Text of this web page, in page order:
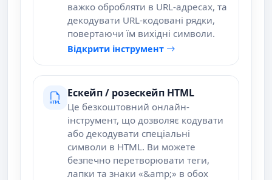
важко обробляти в URL-адресах, та
декодувати URL-кодовані рядки,
повертаючи їм вихідні символи.
Відкрити інструмент
Ескейп / розескейп HTML
Це безкоштовний онлайн-
інструмент, що дозволяє кодувати
або декодувати спеціальні
символи в HTML. Ви можете
безпечно перетворювати теги,
лапки та знаки «&amp;» в обох